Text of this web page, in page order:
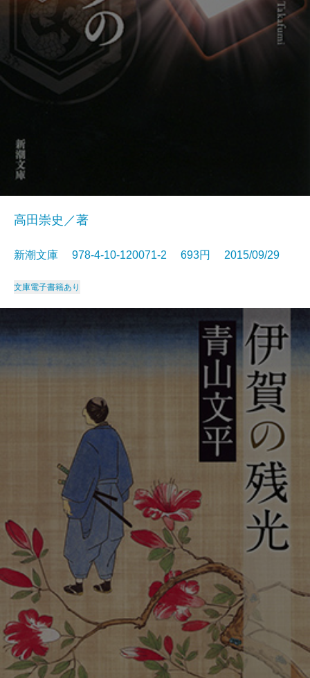
高田崇史／著
新潮文庫 978-4-10-120071-2 693円 2015/09/29
文庫電子書籍あり